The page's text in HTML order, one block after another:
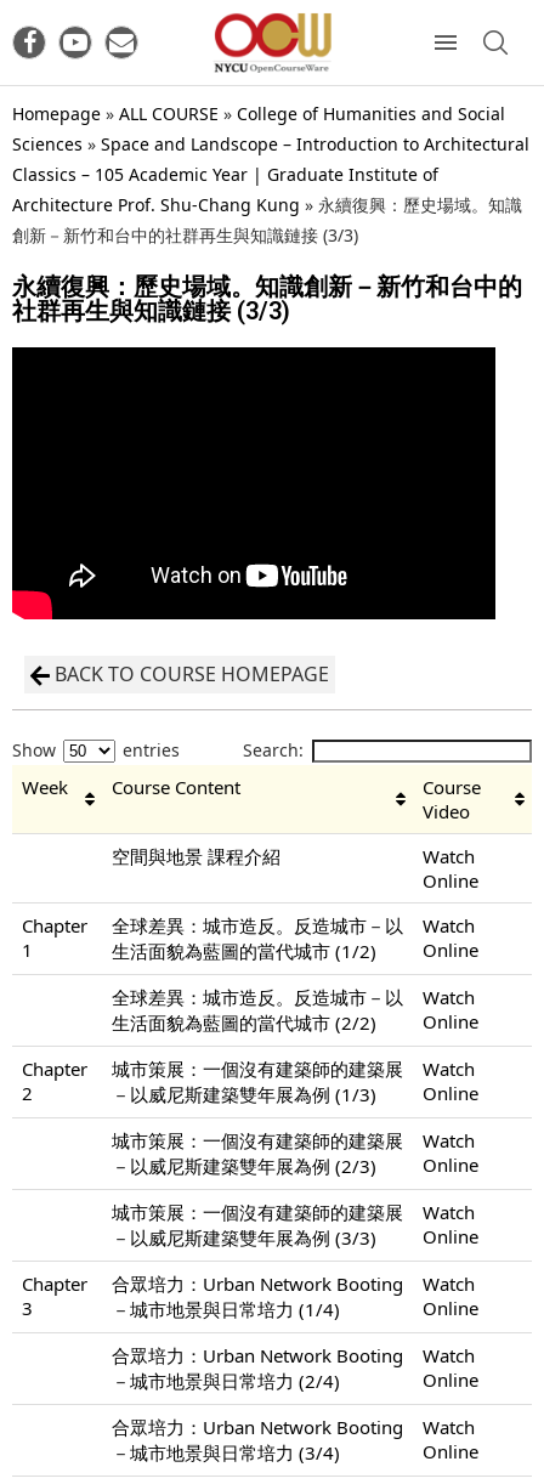
Homepage » ALL COURSE » College of Humanities and Social
Sciences » Space and Landscope – Introduction to Architectural
Classics – 105 Academic Year | Graduate Institute of
Architecture Prof. Shu-Chang Kung » 永續復興：歷史場域。知識
創新－新竹和台中的社群再生與知識鏈接 (3/3)
永續復興：歷史場域。知識創新－新竹和台中的
社群再生與知識鏈接 (3/3)
BACK TO COURSE HOMEPAGE
Show entries Search:
Week Course Content
Course
Video
空間與地景 課程介紹
Watch
Online
Chapter
1
全球差異：城市造反。反造城市－以
生活面貌為藍圖的當代城市 (1/2)
Watch
Online
全球差異：城市造反。反造城市－以
生活面貌為藍圖的當代城市 (2/2)
Watch
Online
Chapter
2
城市策展：一個沒有建築師的建築展
－以威尼斯建築雙年展為例 (1/3)
Watch
Online
城市策展：一個沒有建築師的建築展
－以威尼斯建築雙年展為例 (2/3)
Watch
Online
城市策展：一個沒有建築師的建築展
－以威尼斯建築雙年展為例 (3/3)
Watch
Online
Chapter
3
合眾培力：Urban Network Booting
－城市地景與日常培力 (1/4)
Watch
Online
合眾培力：Urban Network Booting
－城市地景與日常培力 (2/4)
Watch
Online
合眾培力：Urban Network Booting
－城市地景與日常培力 (3/4)
Watch
Online